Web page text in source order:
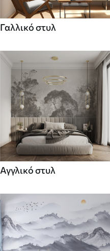
Γαλλικό στυλ
Αγγλικό στυλ